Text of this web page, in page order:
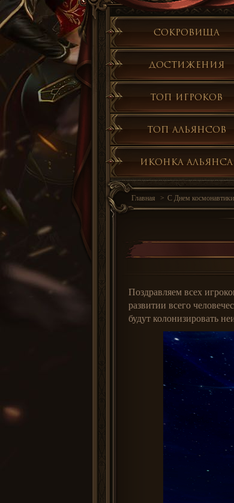
Сокровища
Достижения
Топ игроков
Топ альянсов
Иконка альянса
Главная С Днем
Поздравляем всех
развитии всего
будут колонизировать